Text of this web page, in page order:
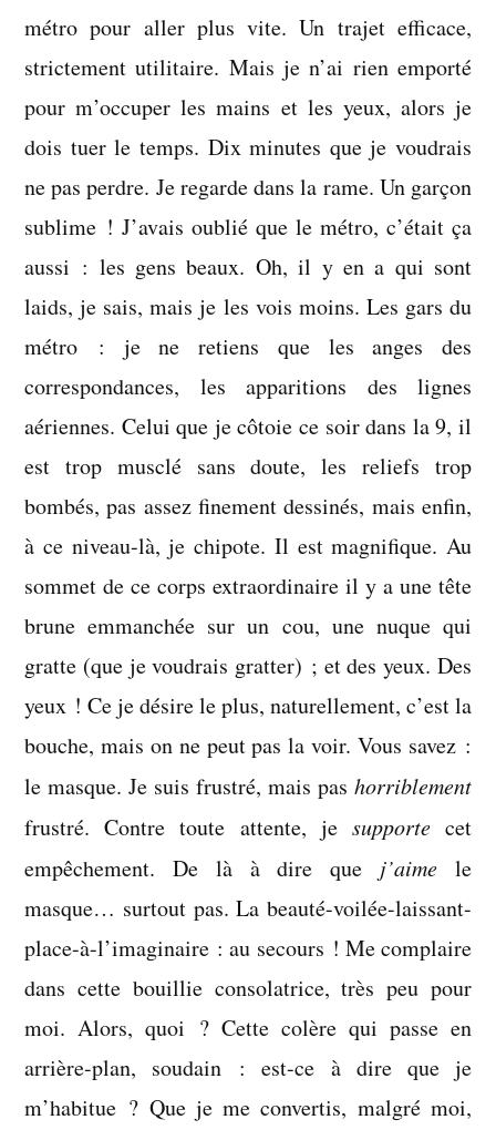
métro pour aller plus vite. Un trajet efficace,
strictement utilitaire. Mais je n’ai rien emporté
pour m’occuper les mains et les yeux, alors je
dois tuer le temps. Dix minutes que je voudrais
ne pas perdre. Je regarde dans la rame. Un garçon
sublime ! J’avais oublié que le métro, c’était ça
aussi : les gens beaux. Oh, il y en a qui sont
laids, je sais, mais je les vois moins. Les gars du
métro : je ne retiens que les anges des
correspondances, les apparitions des lignes
aériennes. Celui que je côtoie ce soir dans la 9, il
est trop musclé sans doute, les reliefs trop
bombés, pas assez finement dessinés, mais enfin,
à ce niveau-là, je chipote. Il est magnifique. Au
sommet de ce corps extraordinaire il y a une tête
brune emmanchée sur un cou, une nuque qui
gratte (que je voudrais gratter) ; et des yeux. Des
yeux ! Ce je désire le plus, naturellement, c’est la
bouche, mais on ne peut pas la voir. Vous savez :
le masque. Je suis frustré, mais pas horriblement
frustré. Contre toute attente, je supportecet
empêchement. De là à dire que j’aime le
masque… surtout pas. La beauté-voilée-laissant-
place-à-l’imaginaire : au secours ! Me complaire
dans cette bouillie consolatrice, très peu pour
moi. Alors, quoi ? Cette colère qui passe en
arrière-plan, soudain : est-ce à dire que je
m’habitue ? Que je me convertis, malgré moi,